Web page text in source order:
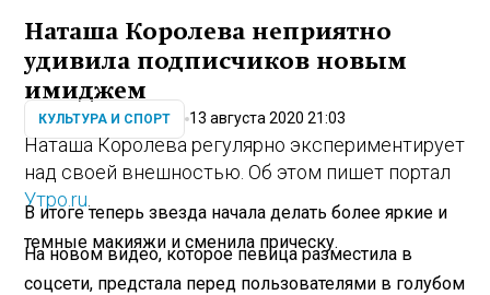
Наташа Королева неприятно
удивила подписчиков новым
имиджем
КУЛЬТУРА И СПОРТ 13 августа 2020 21:03
Наташа Королева регулярно экспериментирует
над своей внешностью. Об этом пишет портал
Утро.ru.
В итоге теперь звезда начала делать более яркие и
темные макияжи и сменила прическу.
На новом видео, которое певица разместила в
соцсети, предстала перед пользователями в голубом